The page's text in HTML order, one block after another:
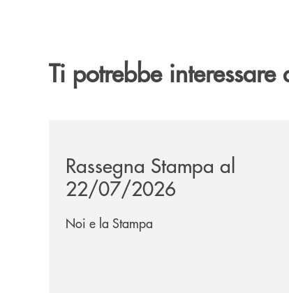
Ti potrebbe interessare
Rassegna Stampa al
22/07/2026
Noi e la Stampa